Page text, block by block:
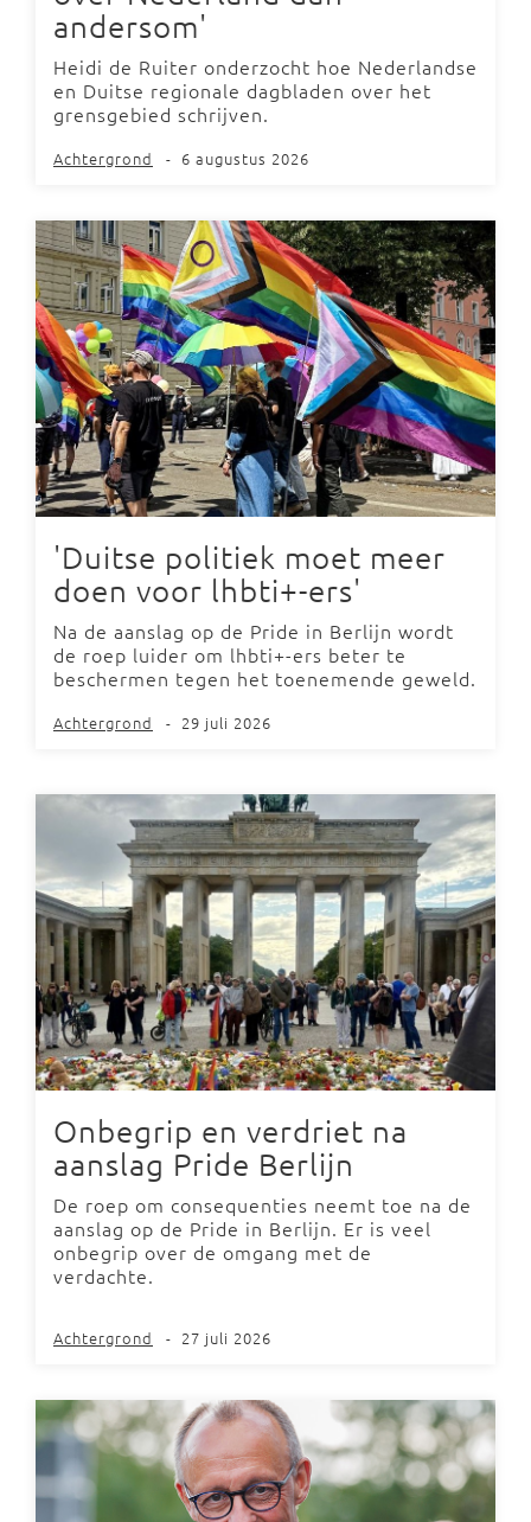
andersom'
Heidi de Ruiter onderzocht hoe Nederlandse
en Duitse regionale dagbladen over het
grensgebied schrijven.
Achtergrond - 6 augustus 2026
'Duitse politiek moet meer
doen voor lhbti+-ers'
Na de aanslag op de Pride in Berlijn wordt
de roep luider om lhbti+-ers beter te
beschermen tegen het toenemende geweld.
Achtergrond - 29 juli 2026
Onbegrip en verdriet na
aanslag Pride Berlijn
De roep om consequenties neemt toe na de
aanslag op de Pride in Berlijn. Er is veel
onbegrip over de omgang met de
verdachte.
Achtergrond - 27 juli 2026